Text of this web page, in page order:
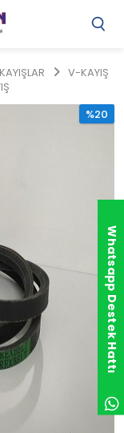
KAYIŞLAR
V-KAYIŞ
%20
Whatsapp Destek Hattı